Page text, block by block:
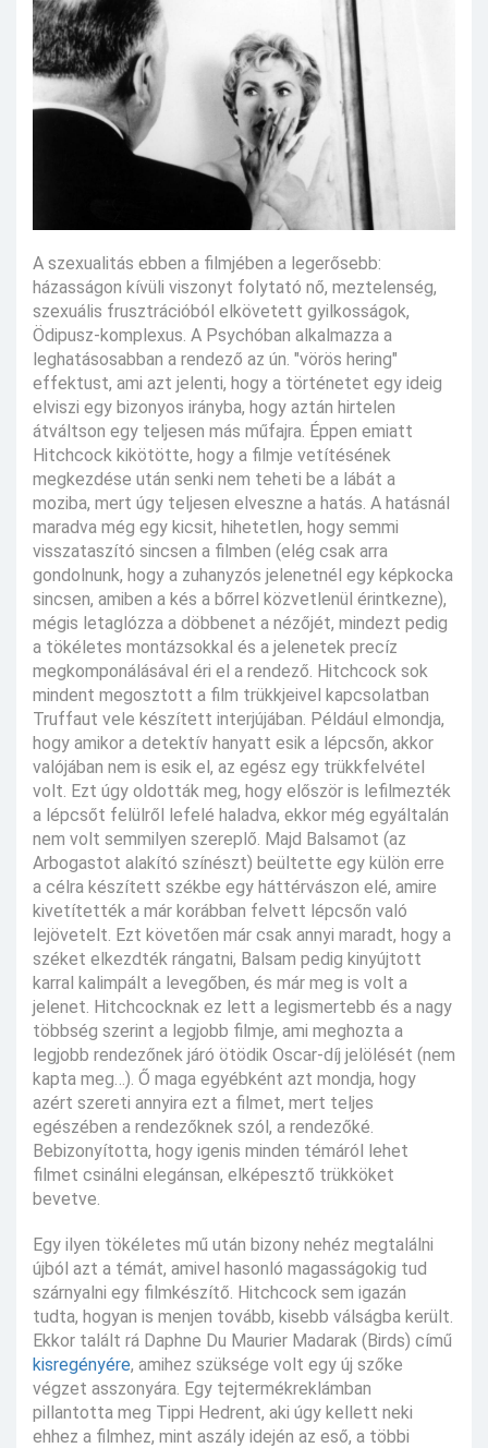
A szexualitás ebben a filmjében a legerősebb:
házasságon kívüli viszonyt folytató nő, meztelenség,
szexuális frusztrációból elkövetett gyilkosságok,
Ödipusz-komplexus. A Psychóban alkalmazza a
leghatásosabban a rendező az ún. "vörös hering"
effektust, ami azt jelenti, hogy a történetet egy ideig
elviszi egy bizonyos irányba, hogy aztán hirtelen
átváltson egy teljesen más műfajra. Éppen emiatt
Hitchcock kikötötte, hogy a filmje vetítésének
megkezdése után senki nem teheti be a lábát a
moziba, mert úgy teljesen elveszne a hatás. A hatásnál
maradva még egy kicsit, hihetetlen, hogy semmi
visszataszító sincsen a filmben (elég csak arra
gondolnunk, hogy a zuhanyzós jelenetnél egy képkocka
sincsen, amiben a kés a bőrrel közvetlenül érintkezne),
mégis letaglózza a döbbenet a nézőjét, mindezt pedig
a tökéletes montázsokkal és a jelenetek precíz
megkomponálásával éri el a rendező. Hitchcock sok
mindent megosztott a film trükkjeivel kapcsolatban
Truffaut vele készített interjújában. Például elmondja,
hogy amikor a detektív hanyatt esik a lépcsőn, akkor
valójában nem is esik el, az egész egy trükkfelvétel
volt. Ezt úgy oldották meg, hogy először is lefilmezték
a lépcsőt felülről lefelé haladva, ekkor még egyáltalán
nem volt semmilyen szereplő. Majd Balsamot (az
Arbogastot alakító színészt) beültette egy külön erre
a célra készített székbe egy háttérvászon elé, amire
kivetítették a már korábban felvett lépcsőn való
lejövetelt. Ezt követően már csak annyi maradt, hogy a
széket elkezdték rángatni, Balsam pedig kinyújtott
karral kalimpált a levegőben, és már meg is volt a
jelenet. Hitchcocknak ez lett a legismertebb és a nagy
többség szerint a legjobb filmje, ami meghozta a
legjobb rendezőnek járó ötödik Oscar-díj jelölését (nem
kapta meg…). Ő maga egyébként azt mondja, hogy
azért szereti annyira ezt a filmet, mert teljes
egészében a rendezőknek szól, a rendezőké.
Bebizonyította, hogy igenis minden témáról lehet
filmet csinálni elegánsan, elképesztő trükköket
bevetve.
Egy ilyen tökéletes mű után bizony nehéz megtalálni
újból azt a témát, amivel hasonló magasságokig tud
szárnyalni egy filmkészítő. Hitchcock sem igazán
tudta, hogyan is menjen tovább, kisebb válságba került.
Ekkor talált rá Daphne Du Maurier Madarak (Birds) című
kisregényére, amihez szüksége volt egy új szőke
végzet asszonyára. Egy tejtermékreklámban
pillantotta meg Tippi Hedrent, aki úgy kellett neki
ehhez a filmhez, mint aszály idején az eső, a többi